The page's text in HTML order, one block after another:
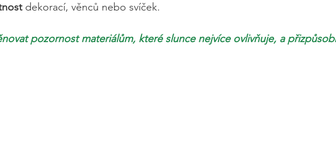
dekorací, věnců nebo svíček.
pozornost materiálům, které slunce nejvíce ovlivňuje, a